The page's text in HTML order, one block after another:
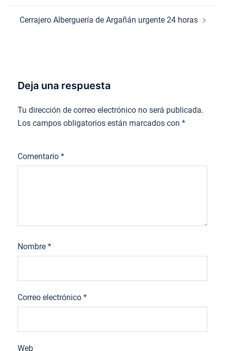
entradas
Cerrajero Alberguería de Argañán urgente 24 horas
Deja una respuesta
Tu dirección de correo electrónico no será publicada.
Los campos obligatorios están marcados con *
Comentario *
Nombre *
Correo electrónico *
Web